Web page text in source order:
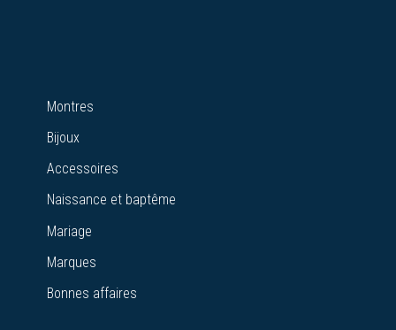
Montres
Bijoux
Accessoires
Naissance et baptême
Mariage
Marques
Bonnes affaires